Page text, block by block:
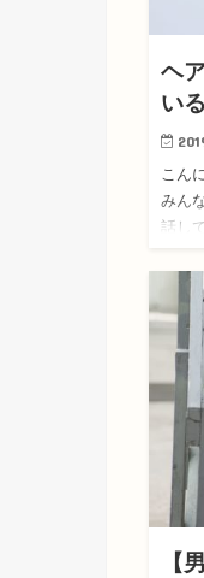
ヘ
い
こん
みん
話し
ない…
【